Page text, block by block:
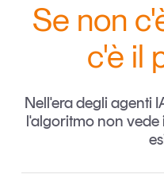
Economia e
Logistica
Retail e brand
Se non
c'è il
Nell'era degli agenti
l'algoritmo non vede